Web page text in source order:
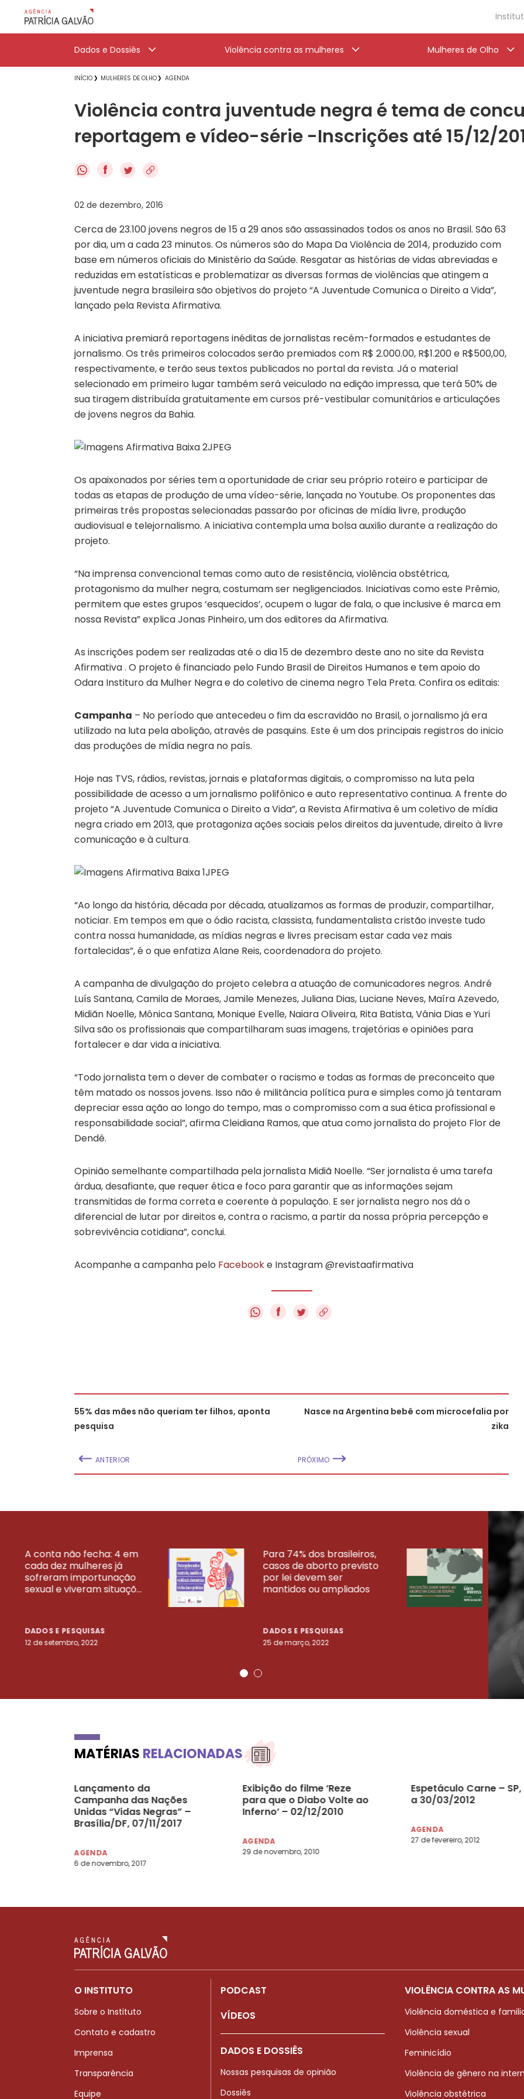
Dados e Dossiês Violência contra as mulheres Mulheres de Olho
INÍCIO MULHERES DE OLHO AGENDA
Violência contra juventude negra é tema de
reportagem e vídeo-série -Inscrições até 15/12/
f
02 de dezembro, 2016
Cerca de 23.100 jovens negros de 15 a 29 anos são assassinados todos os anos no Brasil. São 63
por dia, um a cada 23 minutos. Os números são do Mapa Da Violência de 2014, produzido com
base em números oficiais do Ministério da Saúde. Resgatar as histórias de vidas abreviadas e
reduzidas em estatísticas e problematizar as diversas formas de violências que atingem a
juventude negra brasileira são objetivos do projeto “A Juventude Comunica o Direito a Vida”,
lançado pela Revista Afirmativa.
A iniciativa premiará reportagens inéditas de jornalistas recém-formados e estudantes de
jornalismo. Os três primeiros colocados serão premiados com R$ 2.000.00, R$1.200 e R$500,00,
respectivamente, e terão seus textos publicados no portal da revista. Já o material
selecionado em primeiro lugar também será veiculado na edição impressa, que terá 50% de
sua tiragem distribuída gratuitamente em cursos pré-vestibular comunitários e articulações
de jovens negros da Bahia.
Os apaixonados por séries tem a oportunidade de criar seu próprio roteiro e participar de
todas as etapas de produção de uma vídeo-série, lançada no Youtube. Os proponentes das
primeiras três propostas selecionadas passarão por oficinas de mídia livre, produção
audiovisual e telejornalismo. A iniciativa contempla uma bolsa auxilio durante a realização do
projeto.
“Na imprensa convencional temas como auto de resistência, violência obstétrica,
protagonismo da mulher negra, costumam ser negligenciados. Iniciativas como este Prêmio,
permitem que estes grupos ‘esquecidos’, ocupem o lugar de fala, o que inclusive é marca em
nossa Revista” explica Jonas Pinheiro, um dos editores da Afirmativa.
As inscrições podem ser realizadas até o dia 15 de dezembro deste ano no site da Revista
Afirmativa . O projeto é financiado pelo Fundo Brasil de Direitos Humanos e tem apoio do
Odara Instituro da Mulher Negra e do coletivo de cinema negro Tela Preta. Confira os editais:
Campanha – No período que antecedeu o fim da escravidão no Brasil, o jornalismo já era
utilizado na luta pela abolição, através de pasquins. Este é um dos principais registros do inicio
das produções de mídia negra no país.
Hoje nas TVS, rádios, revistas, jornais e plataformas digitais, o compromisso na luta pela
possibilidade de acesso a um jornalismo polifônico e auto representativo continua. A frente do
projeto “A Juventude Comunica o Direito a Vida”, a Revista Afirmativa é um coletivo de mídia
negra criado em 2013, que protagoniza ações sociais pelos direitos da juventude, direito à livre
comunicação e à cultura.
“Ao longo da história, década por década, atualizamos as formas de produzir, compartilhar,
noticiar. Em tempos em que o ódio racista, classista, fundamentalista cristão investe tudo
contra nossa humanidade, as mídias negras e livres precisam estar cada vez mais
fortalecidas”, é o que enfatiza Alane Reis, coordenadora do projeto.
A campanha de divulgação do projeto celebra a atuação de comunicadores negros. André
Luís Santana, Camila de Moraes, Jamile Menezes, Juliana Dias, Luciane Neves, Maíra Azevedo,
Midiãn Noelle, Mônica Santana, Monique Evelle, Naiara Oliveira, Rita Batista, Vânia Dias e Yuri
Silva são os profissionais que compartilharam suas imagens, trajetórias e opiniões para
fortalecer e dar vida a iniciativa.
“Todo jornalista tem o dever de combater o racismo e todas as formas de preconceito que
têm matado os nossos jovens. Isso não é militância política pura e simples como já tentaram
depreciar essa ação ao longo do tempo, mas o compromisso com a sua ética profissional e
responsabilidade social”, afirma Cleidiana Ramos, que atua como jornalista do projeto Flor de
Dendê.
Opinião semelhante compartilhada pela jornalista Midiã Noelle. “Ser jornalista é uma tarefa
árdua, desafiante, que requer ética e foco para garantir que as informações sejam
transmitidas de forma correta e coerente à população. E ser jornalista negro nos dá o
diferencial de lutar por direitos e, contra o racismo, a partir da nossa própria percepção e
sobrevivência cotidiana”, conclui.
Acompanhe a campanha pelo Facebooke Instagram @revistaafirmativa
f
55% das mães não queriam ter filhos, aponta
pesquisa
ANTERIOR
Nasce na Argentina bebê com microcefalia por
zika
PRÓXIMO
A conta não fecha: 4 em
cada dez mulheres já
sofreram importunação
sexual e viveram situaçõ...
DADOS E PESQUISAS
12 de setembro, 2022
Para 74% dos brasileiros,
casos de aborto previsto
por lei devem ser
mantidos ou ampliados
DADOS E PESQUISAS
25 de março, 2022
23
VEJA MAIS PESQUISAS
MATÉRIAS RELACIONADAS
Lançamento da
Campanha das Nações
Unidas “Vidas Negras” –
Brasília/DF, 07/11/2017
AGENDA
6 de novembro, 2017
Exibição do filme ‘Reze
para que o Diabo Volte ao
Inferno’ – 02/12/2010
AGENDA
29 de novembro, 2010
Espetáculo Carne – SP,
a 30/03/2012
AGENDA
27 de fevereiro, 2012
O INSTITUTO
Sobre o Instituto
Contato e cadastro
Imprensa
Transparência
Equipe
PODCAST
VÍDEOS
DADOS E DOSSIÊS
Nossas pesquisas de opinião
Dossiês
VIOLÊNCIA CONTRA AS
Violência doméstica e
Violência sexual
Feminicídio
Violência de gênero na
Violência obstétrica